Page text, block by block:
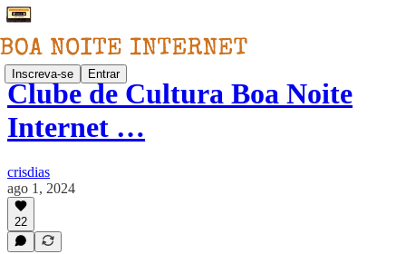
Inscreva-se Entrar
Clube de Cultura Boa Noite
Internet …
crisdias
ago 1, 2024
22